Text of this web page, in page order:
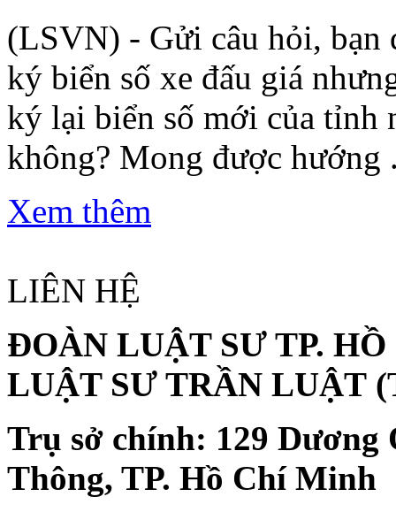
(LSVN) - Gửi câu hỏi, bạn
ký biển số xe đấu giá
ký lại biển số mới của tỉnh
không? Mong được hướng
Xem thêm
LIÊN HỆ
ĐOÀN LUẬT SƯ TP.
LUẬT SƯ TRẦN LUẬT
Trụ sở chính: 129 Dương
Thông, TP. Hồ Chí Minh